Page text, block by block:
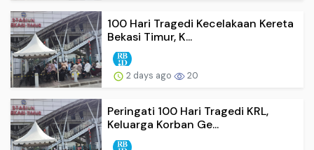
100 Hari Tragedi Kecelakaan Kereta
Bekasi Timur, K...
2 days ago 20
Peringati 100 Hari Tragedi KRL,
Keluarga Korban Ge...